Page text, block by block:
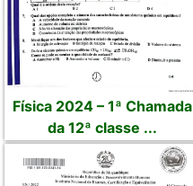
Física 2024 – 1ª Chamada
da 12ª classe ...